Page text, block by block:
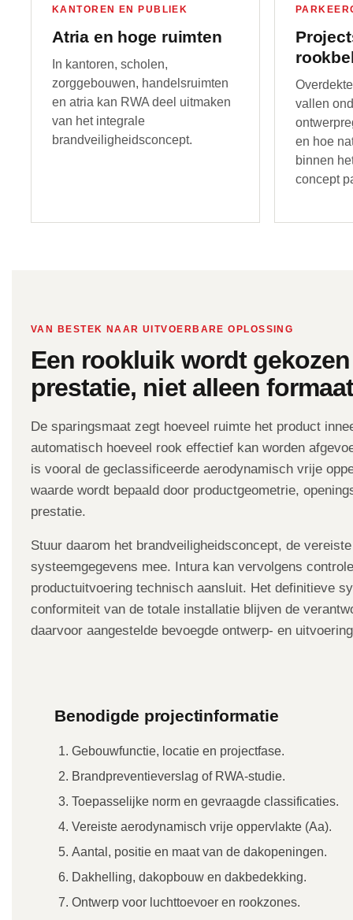
KANTOREN EN PUBLIEK
Atria en hoge ruimten
In kantoren, scholen,
zorggebouwen, handelsruimten
en atria kan RWA deel uitmaken
van het integrale
brandveiligheidsconcept.
vallen
en hoe
binnen
concept
VAN BESTEK NAAR UITVOERBARE OPLOSSING
Een rookluik wordt
prestatie, niet alleen
De sparingsmaat zegt hoeveel ruimte het product
automatisch hoeveel rook effectief kan worden
is vooral de geclassificeerde aerodynamisch vrije
waarde wordt bepaald door productgeometrie,
prestatie.
Stuur daarom het brandveiligheidsconcept, de
systeemgegevens mee. Intura kan vervolgens
productuitvoering technisch aansluit. Het definitieve
conformiteit van de totale installatie blijven de
daarvoor aangestelde bevoegde ontwerp- en
Benodigde projectinformatie
Gebouwfunctie, locatie en projectfase.
Brandpreventieverslag of RWA-studie.
Toepasselijke norm en gevraagde classificaties.
Vereiste aerodynamisch vrije oppervlakte (Aa).
Aantal, positie en maat van de dakopeningen.
Dakhelling, dakopbouw en dakbedekking.
Ontwerp voor luchttoevoer en rookzones.